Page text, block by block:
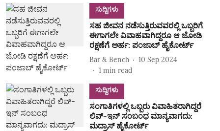
ಸುದ್ದಿಗಳು
ಸಹ ಜೀವನ ನಡೆಸುತ್ತಿರುವವರಲ್ಲಿ ಒಬ್ಬರಿಗೆ
ಈಗಾಗಲೇ ವಿವಾಹವಾಗಿದ್ದರೂ ಆ ಜೋಡಿ
ರಕ್ಷಣೆಗೆ ಅರ್ಹ: ಪಂಜಾಬ್ ಹೈಕೋರ್ಟ್
Bar & Bench
10 Sep 2024
1 min read
ಸುದ್ದಿಗಳು
ಸಂಗಾತಿಗಳಲ್ಲಿ ಒಬ್ಬರು ವಿವಾಹಿತರಾಗಿದ್ದರೆ
ಲಿವ್-ಇನ್ ಸಂಬಂಧ ಮಾನ್ಯವಾಗದು:
ಮದ್ರಾಸ್ ಹೈಕೋರ್ಟ್